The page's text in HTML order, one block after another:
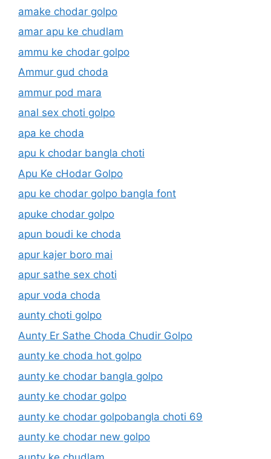
amake chodar golpo
amar apu ke chudlam
ammu ke chodar golpo
Ammur gud choda
ammur pod mara
anal sex choti golpo
apa ke choda
apu k chodar bangla choti
Apu Ke cHodar Golpo
apu ke chodar golpo bangla font
apuke chodar golpo
apun boudi ke choda
apur kajer boro mai
apur sathe sex choti
apur voda choda
aunty choti golpo
Aunty Er Sathe Choda Chudir Golpo
aunty ke choda hot golpo
aunty ke chodar bangla golpo
aunty ke chodar golpo
aunty ke chodar golpobangla choti 69
aunty ke chodar new golpo